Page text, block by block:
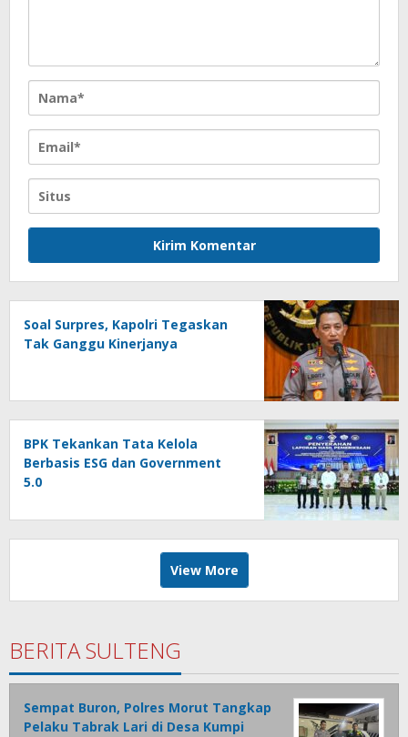
Soal Surpres, Kapolri Tegaskan
Tak Ganggu Kinerjanya
BPK Tekankan Tata Kelola
Berbasis ESG dan Government
5.0
View More
BERITA SULTENG
Sempat Buron, Polres Morut Tangkap
Pelaku Tabrak Lari di Desa Kumpi